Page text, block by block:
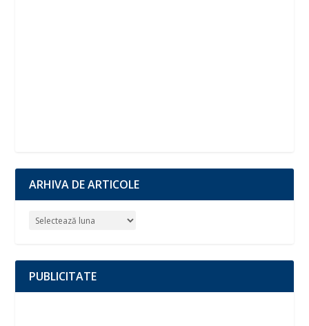
ARHIVA DE ARTICOLE
PUBLICITATE